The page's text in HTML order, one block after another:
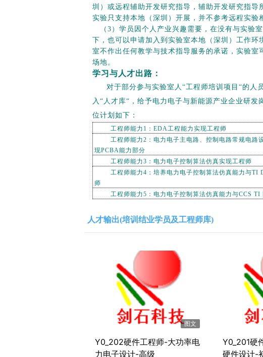
圳）或远程辅助开发研究指导，辅助开发研究指导
实验只支持本地（深圳）开展，并不参考远程实验
（3）学员因个人产业兴趣需要，在没有与实验
下，也可以申请加入到实验室本地（深圳）工作环
室不作出任何教学与技术指导服务的承诺，实验室
场地。
学习与 人才出路：
对于部分参与实验室人“工程师培训项目“的人
入“人才库“，给予电力电子与新能源产业企业研发
位计划如下：
工程师能力1：EDA工程能力实现工程师
工程师能力2：电力电子主电路、控制电路常规电路
现PCBA能力部分
工程师能力3：电力电子控制算法仿真实现工程师
工程师能力4：培养电力电子控制算法仿真能力与
师
工程师能力5：电力电子控制算法仿真能力与CCS TI
人才输出(培训结业学员及工程师库)
图文
Y0_202硬件工程师-大功率电
力电子设计-高级
Y0_201硬
硬件设计-